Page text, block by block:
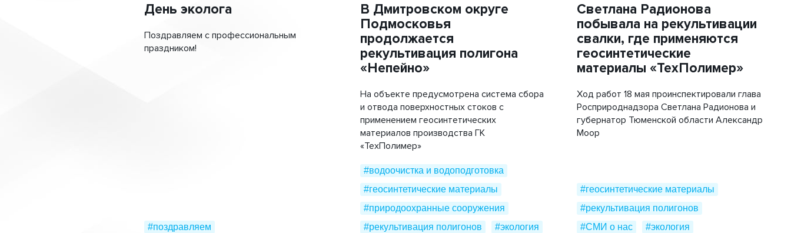
День эколога
Поздравляем с профессиональным
праздником!
#поздравляем
В Дмитровском округе
Подмосковья
продолжается
рекультивация полигона
«Непейно»
На объекте предусмотрена система сбора
и отвода поверхностных стоков с
применением геосинтетических
материалов производства ГК
«ТехПолимер»
#водоочистка и водоподготовка
#геосинтетические материалы
#природоохранные сооружения
#рекультивация полигонов
#экология
Светлана Радионова
побывала на рекультивации
свалки, где применяются
геосинтетические
материалы «ТехПолимер»
Ход работ 18 мая проинспектировали глава
Росприроднадзора Светлана Радионова и
губернатор Тюменской области Александр
Моор
#геосинтетические материалы
#рекультивация полигонов
#СМИ о нас
#экология